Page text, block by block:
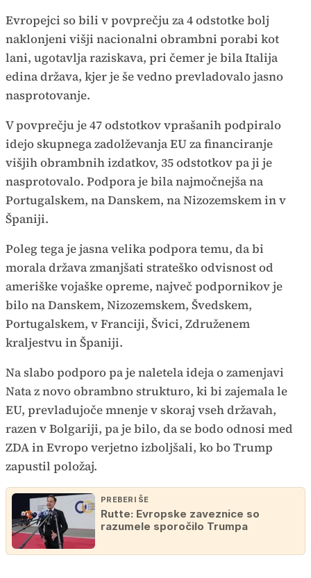
Evropejci so bili v povprečju za 4 odstotke bolj
naklonjeni višji nacionalni obrambni porabi kot
lani, ugotavlja raziskava, pri čemer je bila Italija
edina država, kjer je še vedno prevladovalo jasno
nasprotovanje.
V povprečju je 47 odstotkov vprašanih podpiralo
idejo skupnega zadolževanja EU za financiranje
višjih obrambnih izdatkov, 35 odstotkov pa ji je
nasprotovalo. Podpora je bila najmočnejša na
Portugalskem, na Danskem, na Nizozemskem in v
Španiji.
Poleg tega je jasna velika podpora temu, da bi
morala država zmanjšati strateško odvisnost od
ameriške vojaške opreme, največ podpornikov je
bilo na Danskem, Nizozemskem, Švedskem,
Portugalskem, v Franciji, Švici, Združenem
kraljestvu in Španiji.
Na slabo podporo pa je naletela ideja o zamenjavi
Nata z novo obrambno strukturo, ki bi zajemala le
EU, prevladujoče mnenje v skoraj vseh državah,
razen v Bolgariji, pa je bilo, da se bodo odnosi med
ZDA in Evropo verjetno izboljšali, ko bo Trump
zapustil položaj.
PREBERI ŠE
Rutte: Evropske zaveznice so
razumele sporočilo Trumpa